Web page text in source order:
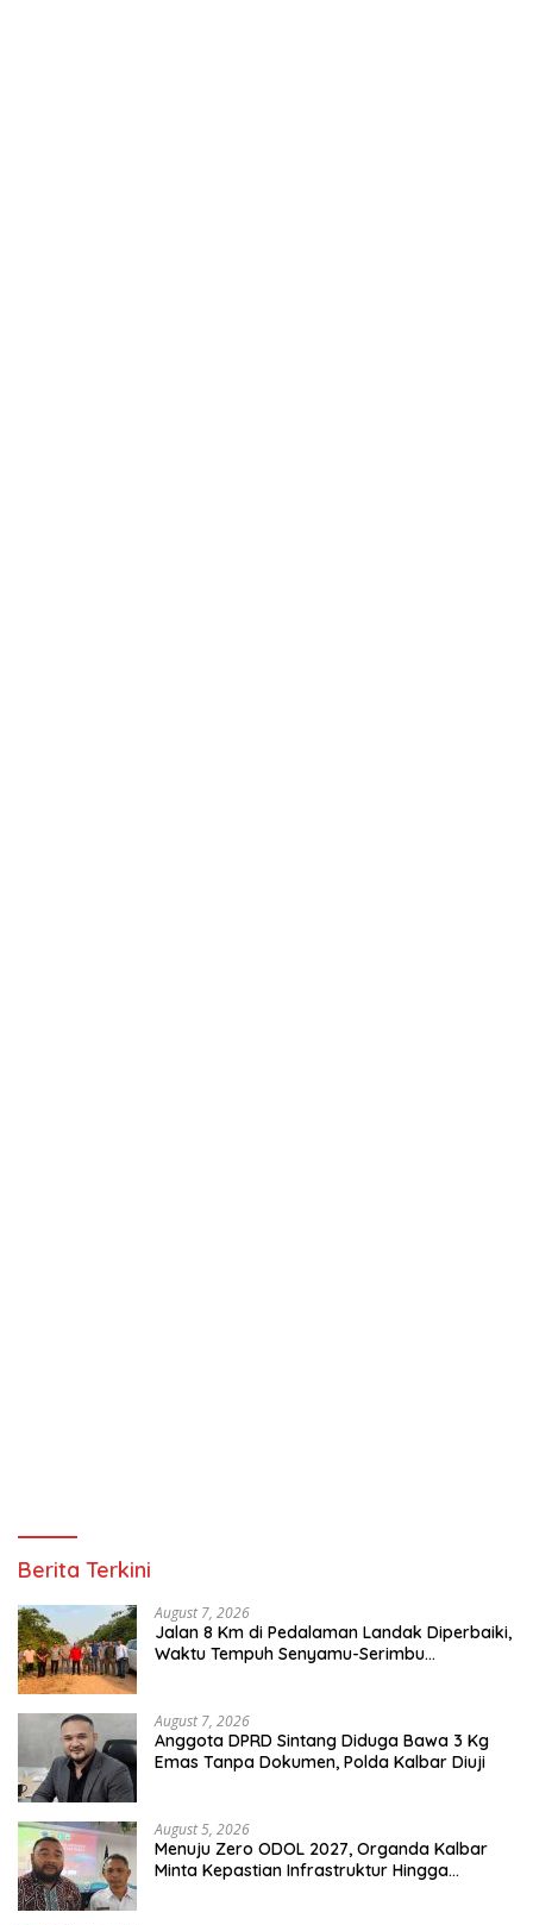
Berita Terkini
August 7, 2026
Jalan 8 Km di Pedalaman Landak Diperbaiki,
Waktu Tempuh Senyamu-Serimbu
August 7, 2026
Anggota DPRD Sintang Diduga Bawa 3 Kg
Emas Tanpa Dokumen, Polda Kalbar Diuji
August 5, 2026
Menuju Zero ODOL 2027, Organda Kalbar
Minta Kepastian Infrastruktur Hingga